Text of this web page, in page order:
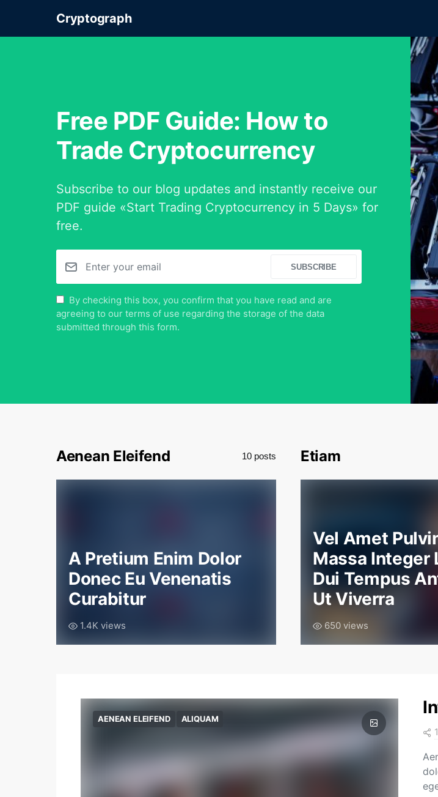
Cryptograph
Free PDF Guide: How to
Trade Cryptocurrency
Subscribe to our blog updates and instantly receive our
PDF guide «Start Trading Cryptocurrency in 5 Days» for
free.
SUBSCRIBE
By checking this box, you confirm that you have read and are
agreeing to our terms of use regarding the storage of the data
submitted through this form.
Aenean Eleifend 10 posts
A Pretium Enim Dolor
Donec Eu Venenatis
Curabitur
1.4K views
Etiam
Vel Amet
Massa Integer
Dui Tempus
Ut Viverra
650 views
AENEAN ELEIFEND ALIQUAM